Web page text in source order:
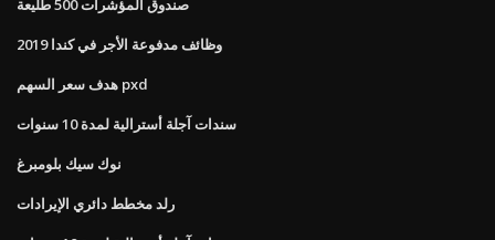
صندوق المؤشرات 500 طليعة
وظائف مدفوعة الأجر في كندا 2019
هدف سعر السهم pxd
سندات آجلة أسترالية لمدة 10 سنوات
نوك سيك بلومبرغ
رلد مخطط دائري الإيرادات